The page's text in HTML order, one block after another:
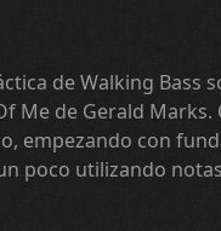
de Walking Bass
Me de Gerald
empezando con
poco utilizando